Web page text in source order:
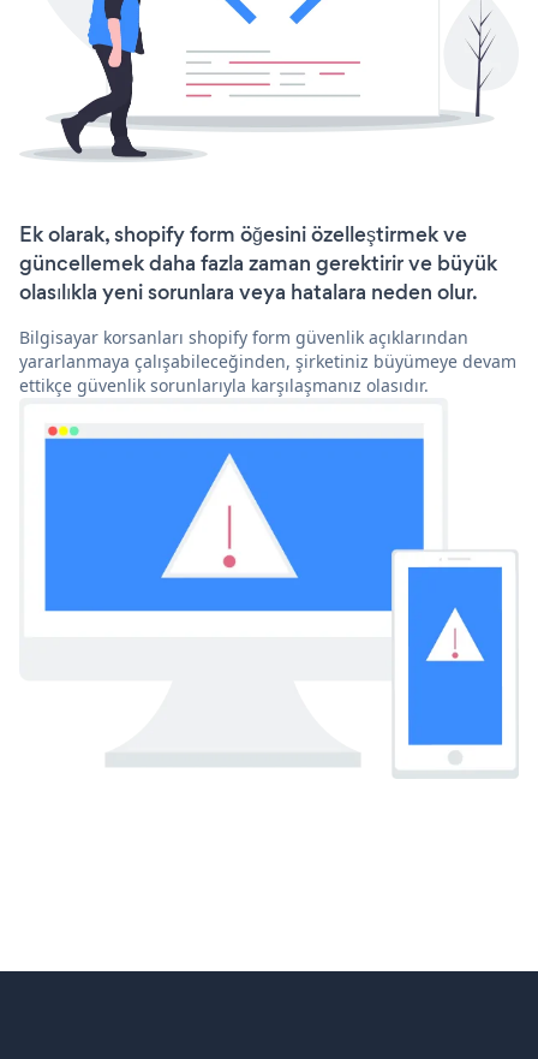
Ek olarak, shopify form öğesini özelleştirmek ve
güncellemek daha fazla zaman gerektirir ve büyük
olasılıkla yeni sorunlara veya hatalara neden olur.
Bilgisayar korsanları shopify form güvenlik açıklarından
yararlanmaya çalışabileceğinden, şirketiniz büyümeye devam
ettikçe güvenlik sorunlarıyla karşılaşmanız olasıdır.